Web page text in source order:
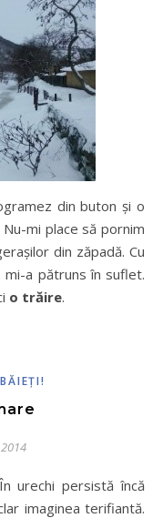
din buton și o
mi place să pornim
din zăpadă. Cu
a pătruns în suflet.
o trăire.
imaginea terifiantă.